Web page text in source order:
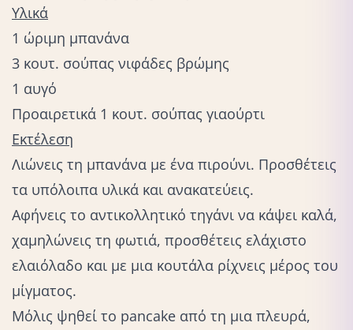
Υλικά
1 ώριμη μπανάνα
3 κουτ. σούπας νιφάδες βρώμης
1 αυγό
Προαιρετικά 1 κουτ. σούπας γιαούρτι
Εκτέλεση
Λιώνεις τη μπανάνα με ένα πιρούνι. Προσθέτεις
τα υπόλοιπα υλικά και ανακατεύεις.
Αφήνεις το αντικολλητικό τηγάνι να κάψει καλά,
χαμηλώνεις τη φωτιά, προσθέτεις ελάχιστο
ελαιόλαδο και με μια κουτάλα ρίχνεις μέρος του
μίγματος.
Μόλις ψηθεί το pancake από τη μια πλευρά,